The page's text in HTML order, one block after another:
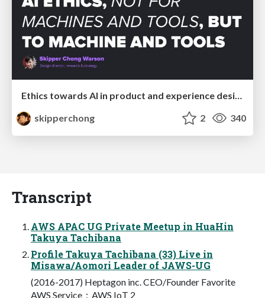
skipperchong
2 340
Transcript
AWS APAC UG Private Meetup in HuaHin
Takuya Tachibana
Profile Takuya Tachibana (33) Live in
Misawa/Aomori Leader of JAWS-UG
(2016-2017) Heptagon inc. CEO/Founder Favorite
AWS Service：AWS IoT 2